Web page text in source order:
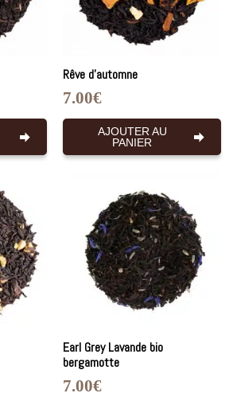
Rêve d’automne
7.00€
AJOUTER AU
PANIER
Earl Grey Lavande bio
bergamotte
7.00€